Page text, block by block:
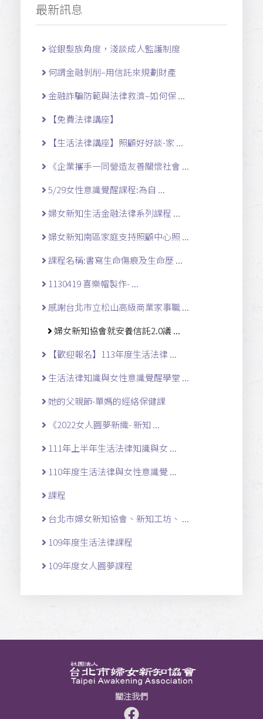
最新訊息
從銀髮族角度，淺談成人監護制度
何謂金融剝削–用信託來規劃財產
金融詐騙防範與法律救濟–如何保 ...
【免費法律講座】
【生活法律講座】照顧好好談-家 ...
《企業攜手一同營造友善關懷社會 ...
5/29女性意識覺醒課程:為自 ...
婦女新知生活金融法律系列課程 ...
婦女新知南區家庭支持照顧中心照 ...
課程名稱:書寫生命傷痕及生命歷 ...
1130419 喜樂帽製作- ...
感謝台北市立松山高級商業家事職 ...
婦女新知協會就安養信託2.0議 ...
【歡迎報名】113年度生活法律 ...
生活法律知識與女性意識覺醒學堂 ...
她的父親節-單媽的經絡保健課
《2022女人圓夢新織- 新知 ...
111年上半年生活法律知識與女 ...
110年度生活法律與女性意識覺 ...
課程
台北市婦女新知協會、新知工坊、 ...
109年度生活法律課程
109年度女人圓夢課程
關注我們